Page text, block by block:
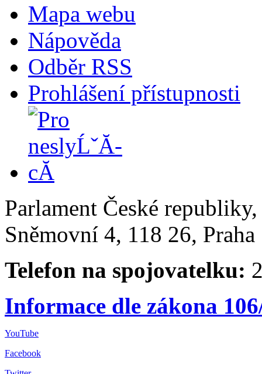
Mapa webu
Nápověda
Odběr RSS
Prohlášení přístupnosti
Parlament České
Sněmovní 4, 118 26,
Telefon na spojovatelku:
Informace dle zákona
YouTube
Facebook